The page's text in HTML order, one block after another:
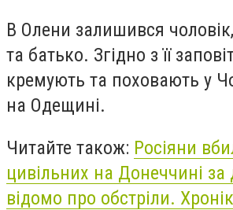
В Олени залишився
та батько. Згідно з її
кремують та поховають у
на Одещині.
Читайте також: Росіяни
цивільних на Донеччині
відомо про обстріли.